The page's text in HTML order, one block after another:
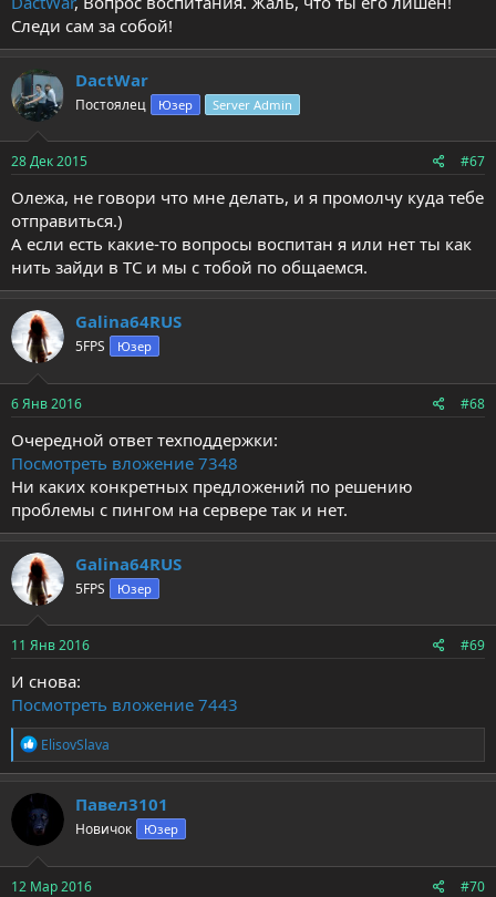
Следи сам за собой!
DactWar
Постоялец Юзер Server Admin
28 Дек 2015 #67
Олежа, не говори что мне делать, и я промолчу куда тебе
отправиться.)
А если есть какие-то вопросы воспитан я или нет ты как
нить зайди в ТС и мы с тобой по общаемся.
Galina64RUS
5FPS Юзер
6 Янв 2016 #68
Очередной ответ техподдержки:
Посмотреть вложение 7348
Ни каких конкретных предложений по решению
проблемы с пингом на сервере так и нет.
Galina64RUS
5FPS Юзер
11 Янв 2016 #69
И снова:
Посмотреть вложение 7443
Р
е
а
к
ц
и
и
:
ElisovSlava
Павел3101
Новичок Юзер
12 Мар 2016 #70